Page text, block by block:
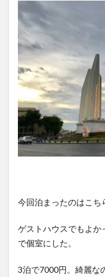
今回泊まったのはこち
ゲストハウスでもよか
で個室にした。
3泊で7000円。綺麗な